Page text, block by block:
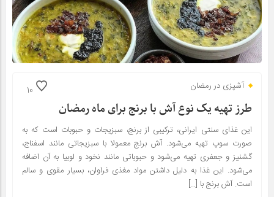
10 آشپزی در رمضان
طرز تهیه یک نوع آش با برنج برای ماه رمضان
این غذای سنتی ایرانی، ترکیبی از برنج، سبزیجات و حبوبات است که به
صورت سوپ تهیه می‌شود. آش برنج معمولا با سبزیجاتی مانند اسفناج،
گشنیز و جعفری تهیه می‌شود و حبوباتی مانند نخود و لوبیا به آن اضافه
می‌شود. این غذا به دلیل داشتن مواد مغذی فراوان، بسیار مقوی و سالم
است. آش برنج با […]